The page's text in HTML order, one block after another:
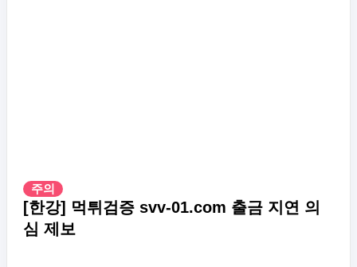
주의
[한강] 먹튀검증 svv-01.com 출금 지연 의
심 제보